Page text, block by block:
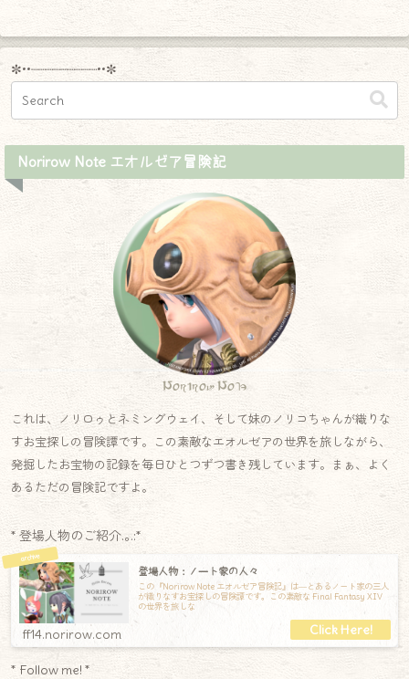
✼••┈┈┈┈┈┈┈┈┈••✼
Norirow Note エオルゼア冒険記
Norirow Note
これは、ノリロゥとネミングウェイ、そして妹のノリコちゃんが織りな
すお宝探しの冒険譚です。この素敵なエオルゼアの世界を旅しながら、
発掘したお宝物の記録を毎日ひとつずつ書き残しています。まぁ、よく
あるただの冒険記ですよ。
* 登場人物のご紹介.｡.:*
登場人物：ノート家の人々
この『Norirow Note エオルゼア冒険記』は―とあるノート家の三人
が織りなすお宝探しの冒険譚です。この素敵な Final Fantasy XIV
の世界を旅しな
ff14.norirow.com
* Follow me! *